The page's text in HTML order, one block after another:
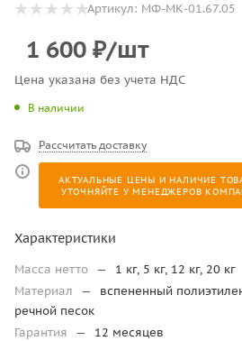
Артикул: МФ-МК-01.67.05
1 600 ₽/шт
Цена указана без учета НДС
В наличии
Рассчитать доставку
АКТУАЛЬНЫЕ ЦЕНЫ И НАЛИЧИЕ
УТОЧНЯЙТЕ У МЕНЕДЖЕРОВ
Характеристики
Масса нетто —
1 кг, 5 кг, 12 кг, 20 кг
Материал
—
вспененный
речной песок
Гарантия
—
12 месяцев